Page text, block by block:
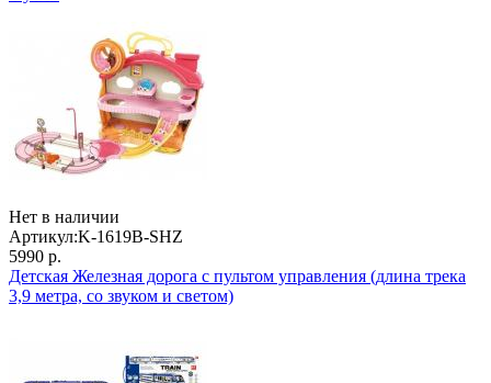
Нет в наличии
Артикул:K-1619B-SHZ
5990 р.
Детская Железная дорога с пультом управления (длина трека
3,9 метра, со звуком и светом)